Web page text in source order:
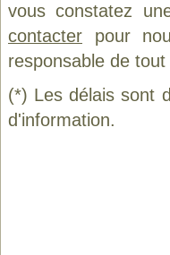
vous constatez
contacter pour
responsable de
(*) Les délais sont
d'information.